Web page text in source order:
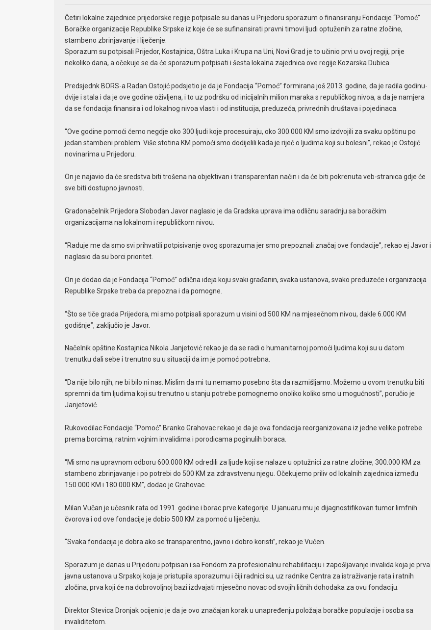
Četiri lokalne zajednice prijedorske regije potpisale su danas u Prijedoru sporazum o finansiranju Fondacije “Pomoć”
Boračke organizacije Republike Srpske iz koje će se sufinansirati pravni timovi ljudi optuženih za ratne zločine,
stambeno zbrinjavanje i liječenje.
Sporazum su potpisali Prijedor, Kostajnica, Oštra Luka i Krupa na Uni, Novi Grad je to učinio prvi u ovoj regiji, prije
nekoliko dana, a očekuje se da će sporazum potpisati i šesta lokalna zajednica ove regije Kozarska Dubica.
Predsjednk BORS-a Radan Ostojić podsjetio je da je Fondacija “Pomoć” formirana još 2013. godine, da je radila godinu-
dvije i stala i da je ove godine oživljena, i to uz podršku od inicijalnih milion maraka s republičkog nivoa, a da je namjera
da se fondacija finansira i od lokalnog nivoa vlasti i od institucija, preduzeća, privrednih društava i pojedinaca.
“Ove godine pomoći ćemo negdje oko 300 ljudi koje procesuiraju, oko 300.000 KM smo izdvojili za svaku opštinu po
jedan stambeni problem. Više stotina KM pomoći smo dodijelili kada je riječ o ljudima koji su bolesni”, rekao je Ostojić
novinarima u Prijedoru.
On je najavio da će sredstva biti trošena na objektivan i transparentan način i da će biti pokrenuta veb-stranica gdje će
sve biti dostupno javnosti.
Gradonačelnik Prijedora Slobodan Javor naglasio je da Gradska uprava ima odličnu saradnju sa boračkim
organizacijama na lokalnom i republičkom nivou.
“Raduje me da smo svi prihvatili potpisivanje ovog sporazuma jer smo prepoznali značaj ove fondacije”, rekao ej Javor i
naglasio da su borci prioritet.
On je dodao da je Fondacija “Pomoć” odlična ideja koju svaki građanin, svaka ustanova, svako preduzeće i organizacija
Republike Srpske treba da prepozna i da pomogne.
“Što se tiče grada Prijedora, mi smo potpisali sporazum u visini od 500 KM na mjesečnom nivou, dakle 6.000 KM
godišnje”, zaključio je Javor.
Načelnik opštine Kostajnica Nikola Janjetović rekao je da se radi o humanitarnoj pomoći ljudima koji su u datom
trenutku dali sebe i trenutno su u situaciji da im je pomoć potrebna.
“Da nije bilo njih, ne bi bilo ni nas. Mislim da mi tu nemamo posebno šta da razmišljamo. Možemo u ovom trenutku biti
spremni da tim ljudima koji su trenutno u stanju potrebe pomognemo onoliko koliko smo u mogućnosti”, poručio je
Janjetović.
Rukovodilac Fondacije “Pomoć” Branko Grahovac rekao je da je ova fondacija reorganizovana iz jedne velike potrebe
prema borcima, ratnim vojnim invalidima i porodicama poginulih boraca.
“Mi smo na upravnom odboru 600.000 KM odredili za ljude koji se nalaze u optužnici za ratne zločine, 300.000 KM za
stambeno zbrinjavanje i po potrebi do 500 KM za zdravstvenu njegu. Očekujemo priliv od lokalnih zajednica između
150.000 KM i 180.000 KM”, dodao je Grahovac.
Milan Vučan je učesnik rata od 1991. godine i borac prve kategorije. U januaru mu je dijagnostifikovan tumor limfnih
čvorova i od ove fondacije je dobio 500 KM za pomoć u liječenju.
“Svaka fondacija je dobra ako se transparentno, javno i dobro koristi”, rekao je Vučen.
Sporazum je danas u Prijedoru potpisan i sa Fondom za profesionalnu rehabilitaciju i zapošljavanje invalida koja je prva
javna ustanova u Srpskoj koja je pristupila sporazumu i čiji radnici su, uz radnike Centra za istraživanje rata i ratnih
zločina, prva koji će na dobrovoljnoj bazi izdvajati mjesečno novac od svojih ličnih dohodaka za ovu fondaciju.
Direktor Stevica Dronjak ocijenio je da je ovo značajan korak u unapređenju položaja boračke populacije i osoba sa
invaliditetom.